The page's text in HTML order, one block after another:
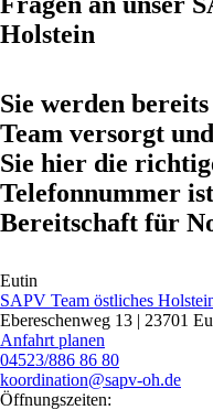
Holstein
Sie werden
Team versorgt
Sie hier die
Telefonnummer
Bereitschaft für
Eutin
SAPV Team östliches
Ebereschenweg 13 | 23701
Anfahrt planen
04523/886 86 80
koordination@sapv‑oh.de
Öffnungszeiten: